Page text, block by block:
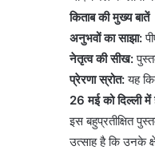
किताब की मुख्य बातें
अनुभवों का साझा:
नेतृत्व की सीख:
प्रेरणा स्रोत:यह
26 मई को दिल्ली में
इस बहुप्रतीक्षित
उत्साह है कि उनके